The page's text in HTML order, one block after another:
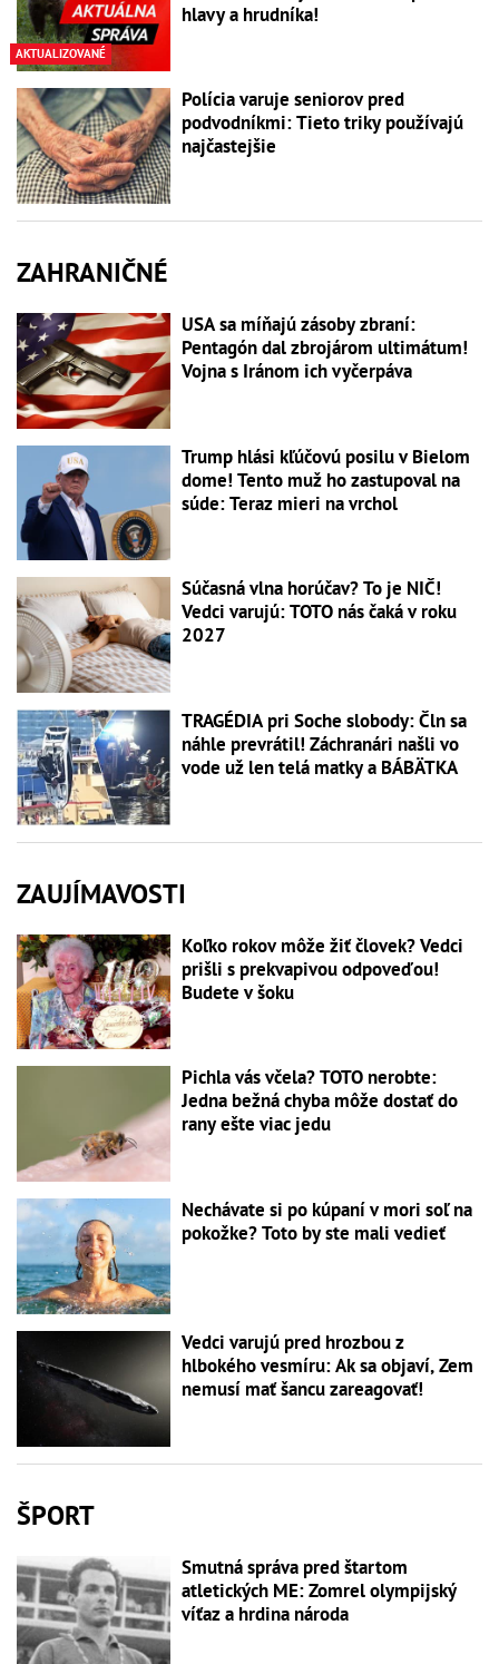
AKTUALIZOVANÉ
hlavy a hrudníka!
Polícia varuje seniorov pred
podvodníkmi: Tieto triky používajú
najčastejšie
ZAHRANIČNÉ
USA sa míňajú zásoby zbraní:
Pentagón dal zbrojárom ultimátum!
Vojna s Iránom ich vyčerpáva
Trump hlási kľúčovú posilu v Bielom
dome! Tento muž ho zastupoval na
súde: Teraz mieri na vrchol
Súčasná vlna horúčav? To je NIČ!
Vedci varujú: TOTO nás čaká v roku
2027
TRAGÉDIA pri Soche slobody: Čln sa
náhle prevrátil! Záchranári našli vo
vode už len telá matky a BÁBÄTKA
ZAUJÍMAVOSTI
Koľko rokov môže žiť človek? Vedci
prišli s prekvapivou odpoveďou!
Budete v šoku
Pichla vás včela? TOTO nerobte:
Jedna bežná chyba môže dostať do
rany ešte viac jedu
Nechávate si po kúpaní v mori soľ na
pokožke? Toto by ste mali vedieť
Vedci varujú pred hrozbou z
hlbokého vesmíru: Ak sa objaví, Zem
nemusí mať šancu zareagovať!
ŠPORT
Smutná správa pred štartom
atletických ME: Zomrel olympijský
víťaz a hrdina národa